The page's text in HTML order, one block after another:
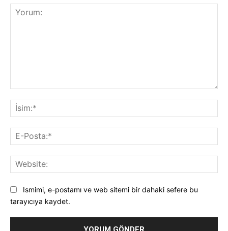
Ismimi, e-postamı ve web sitemi bir dahaki sefere bu
tarayıcıya kaydet.